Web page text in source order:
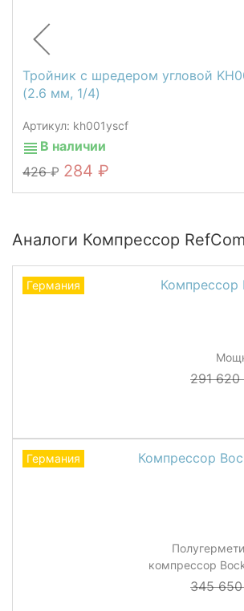
Тройник с шредером угловой
(2.6 мм, 1/4)
Артикул: kh001yscf
В наличии
426
284
Аналоги Компрессор
Компрессор
291 620
Германия
Компрессор
компрессор
345
Германия